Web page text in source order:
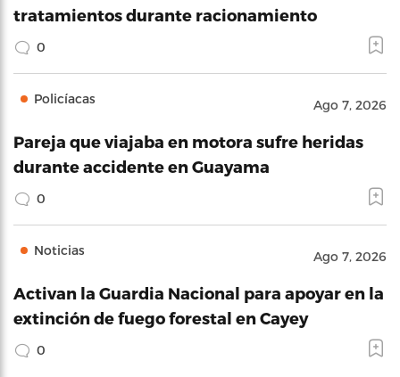
tratamientos durante racionamiento
0
Policíacas Ago 7, 2026
Pareja que viajaba en motora sufre heridas
durante accidente en Guayama
0
Noticias Ago 7, 2026
Activan la Guardia Nacional para apoyar en la
extinción de fuego forestal en Cayey
0